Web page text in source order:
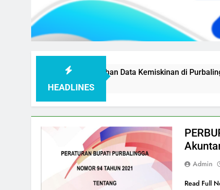
HEADLINES
Pengolahan Data Kemiskinan di Purbalingga
Admin
Read Full